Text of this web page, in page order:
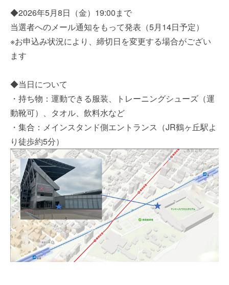
◆2026年5月8日（金）19:00まで
当選者へのメール通知をもって発表（5月14日予定）
※お申込み状況により、締切日を変更する場合がござい
ます
◆当日について
・持ち物：運動できる服装、トレーニングシューズ（運
動靴可）、タオル、飲料水など
・集合：メインスタンド側エントランス（JR鶴ヶ丘駅よ
り徒歩約5分）